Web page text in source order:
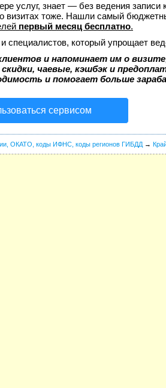
услуг, знает — без ведения
визитах тоже. Нашли самый
первый месяц бесплатно.
специалистов, который упрощает
и напоминает им о
чаевые, кэшбэк и
и помогает больше
сервисом
ОКАТО, коды ИФНС, коды регионов ГИБДД →